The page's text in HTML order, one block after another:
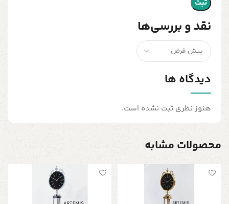
نقد و بررسی‌ها
دیدگاه ها
هنوز نظری ثبت نشده است.
محصولات مشابه